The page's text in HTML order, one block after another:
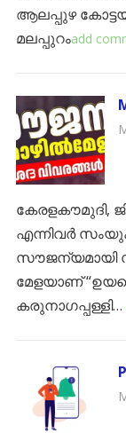
ആലപ്പുഴ
മലപ്പുറംadd
കേരളകൗമുദി,
എന്നിവർ
സൗജന്യമായി
മേളയാണ്
കരുനാഗപ്പള്ളി…